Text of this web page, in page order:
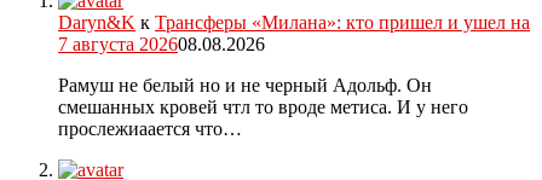
Daryn&K к Трансферы «Милана»: кто пришел и ушел на
7 августа 202608.08.2026
Рамуш не белый но и не черный Адольф. Он
смешанных кровей чтл то вроде метиса. И у него
прослежиаается что…